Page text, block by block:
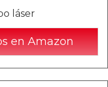
láser
en Amazon